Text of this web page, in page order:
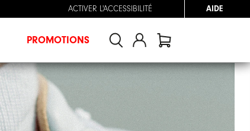
ACTIVER L'ACCESSIBILITÉ AIDE
PROMOTIONS